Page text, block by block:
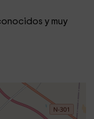
y muy